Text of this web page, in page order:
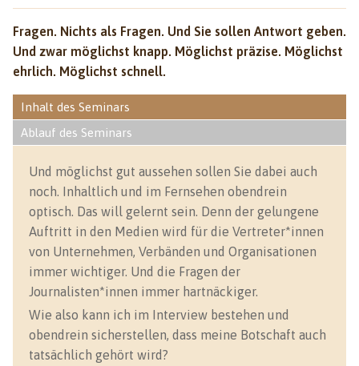
Fragen. Nichts als Fragen. Und Sie sollen Antwort geben.
Und zwar möglichst knapp. Möglichst präzise. Möglichst
ehrlich. Möglichst schnell.
Inhalt des Seminars
Ablauf des Seminars
Und möglichst gut aussehen sollen Sie dabei auch
noch. Inhaltlich und im Fernsehen obendrein
optisch. Das will gelernt sein. Denn der gelungene
Auftritt in den Medien wird für die Vertreter*innen
von Unternehmen, Verbänden und Organisationen
immer wichtiger. Und die Fragen der
Journalisten*innen immer hartnäckiger.
Wie also kann ich im Interview bestehen und
obendrein sicherstellen, dass meine Botschaft auch
tatsächlich gehört wird?